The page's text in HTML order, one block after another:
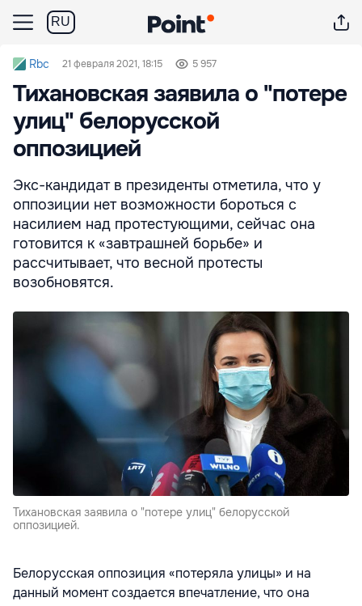
RU
Rbc 21 февраля 2021, 18:15 5 957
Тихановская заявила о "потере
улиц" белорусской
оппозицией
Экс-кандидат в президенты отметила, что у
оппозиции нет возможности бороться с
насилием над протестующими, сейчас она
готовится к «завтрашней борьбе» и
рассчитывает, что весной протесты
возобновятся.
Тихановская заявила о "потере улиц" белорусской
оппозицией.
Белорусская оппозиция «потеряла улицы» и на
данный момент создается впечатление, что она